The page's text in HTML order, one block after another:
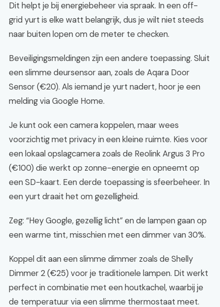
Dit helpt je bij energiebeheer via spraak. In een off-
grid yurt is elke watt belangrijk, dus je wilt niet steeds
naar buiten lopen om de meter te checken.
Beveiligingsmeldingen zijn een andere toepassing. Sluit
een slimme deursensor aan, zoals de Aqara Door
Sensor (€20). Als iemand je yurt nadert, hoor je een
melding via Google Home.
Je kunt ook een camera koppelen, maar wees
voorzichtig met privacy in een kleine ruimte. Kies voor
een lokaal opslagcamera zoals de Reolink Argus 3 Pro
(€100) die werkt op zonne-energie en opneemt op
een SD-kaart. Een derde toepassing is sfeerbeheer. In
een yurt draait het om gezelligheid.
Zeg: “Hey Google, gezellig licht” en de lampen gaan op
een warme tint, misschien met een dimmer van 30%.
Koppel dit aan een slimme dimmer zoals de Shelly
Dimmer 2 (€25) voor je traditionele lampen. Dit werkt
perfect in combinatie met een houtkachel, waarbij je
de temperatuur via een slimme thermostaat meet.